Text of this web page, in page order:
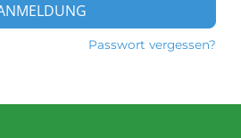
Passwort vergessen?